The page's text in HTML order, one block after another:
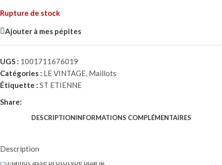
Rupture de stock
Ajouter à mes pépites
UGS : 1001711676019
Catégories : LE VINTAGE, Maillots
Étiquette : ST ETIENNE
Share:
DESCRIPTIONINFORMATIONS COMPLÉMENTAIRES
Description